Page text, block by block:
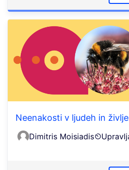
Neenakosti v ljudeh in
Dimitris Moisiadis